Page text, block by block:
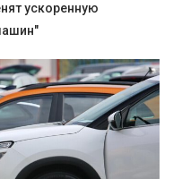
ускоренную